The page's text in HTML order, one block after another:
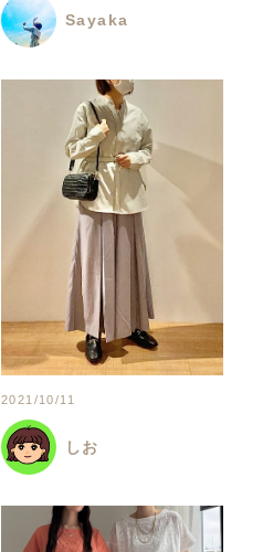
Sayaka
2021/10/11
しお